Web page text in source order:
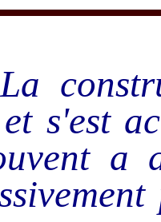
s'est
a